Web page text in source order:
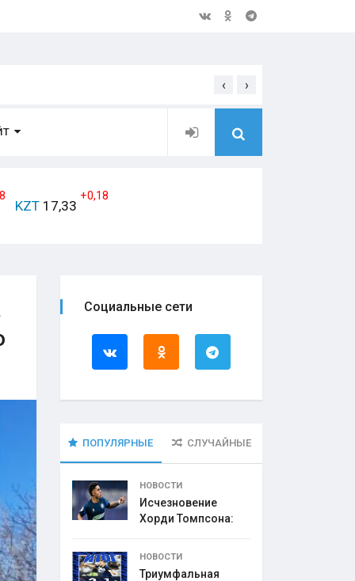
Открытое обращение
‹ ›
KZT 17,33
+0,18
Социальные сети
ПОПУЛЯРНЫЕ СЛУЧАЙНЫЕ
НОВОСТИ
Исчезновение
Хорди Томпсона:
НОВОСТИ
Триумфальная